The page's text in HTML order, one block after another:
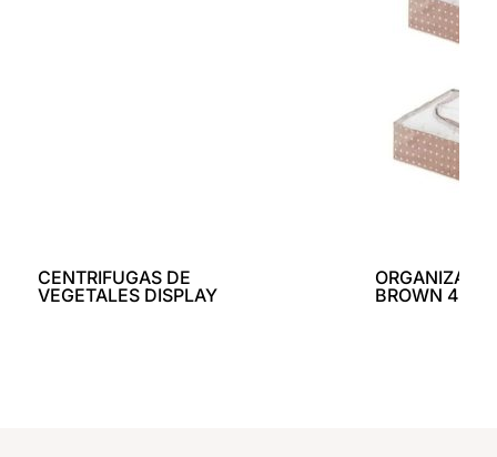
CENTRIFUGAS DE
VEGETALES DISPLAY
BROWN